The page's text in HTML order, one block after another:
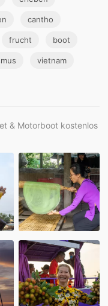
cantho
frucht boot
vietnam
& Motorboot kostenlos